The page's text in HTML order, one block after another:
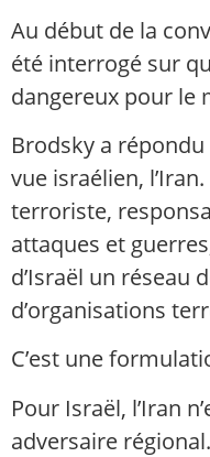
Au début de la
été interrogé sur
dangereux pour le
Brodsky a
vue israélien, l’Iran.
terroriste,
attaques et
d’Israël un réseau
d’organisations
C’est une
Pour Israël, l’Iran
adversaire